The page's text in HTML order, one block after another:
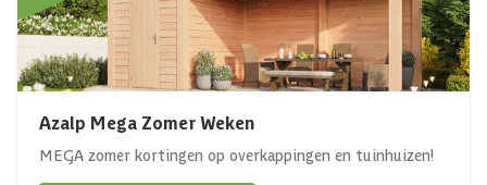
Azalp Mega Zomer Weken
MEGA zomer kortingen op overkappingen en tuinhuizen!